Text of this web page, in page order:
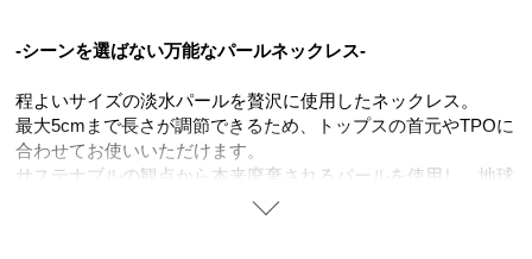
-シーンを選ばない万能なパールネックレス-
程よいサイズの淡水パールを贅沢に使用したネックレス。
最大5cmまで長さが調節できるため、トップスの首元やTPOに
合わせてお使いいただけます。
サステナブルの観点から本来廃棄されるパールを使用し、地球
環境への配慮はもちろん、他にない唯一無二のネックレスとし